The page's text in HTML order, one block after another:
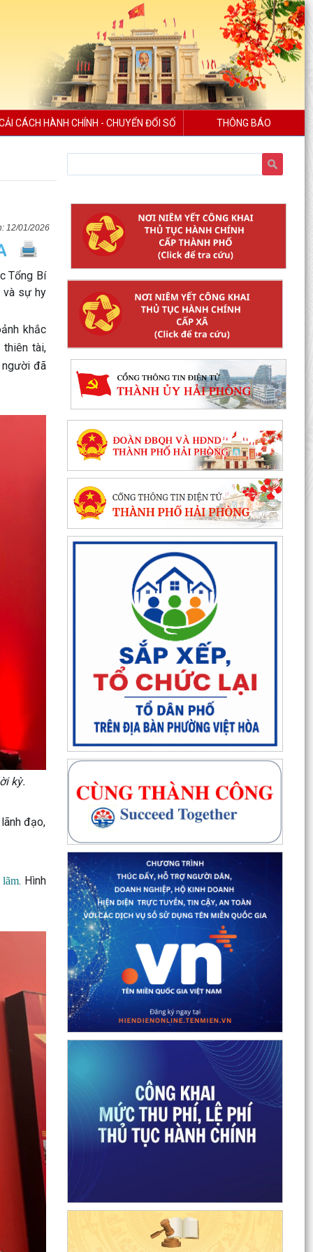
CÁCH HÀNH CHÍNH - CHUYỂN ĐỔI SỐ THÔNG BÁO
12/01/2026
Tổng Bí
và sự hy
khắc
thiên tài,
người đã
kỳ.
đạo,
lãm. Hình